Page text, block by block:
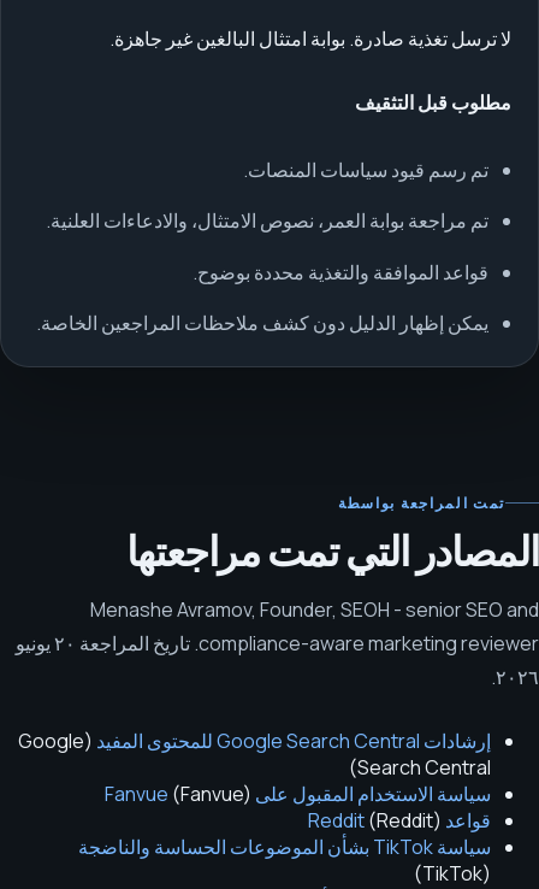
لا ترسل تغذية صادرة. بوابة امتثال البالغين غير جاهزة.
مطلوب قبل التثقيف
تم رسم قيود سياسات المنصات.
تم مراجعة بوابة العمر، نصوص الامتثال، والادعاءات العلنية.
قواعد الموافقة والتغذية محددة بوضوح.
يمكن إظهار الدليل دون كشف ملاحظات المراجعين الخاصة.
تمت المراجعة بواسطة
المصادر التي تمت مراجعتها
Menashe Avramov, Founder, SEOH - senior SEO and
compliance-aware marketing reviewer
.تاريخ المراجعة
٢٠ يونيو
٢٠٢٦.
إرشادات Google Search Central للمحتوى المفيد (
Google
Search Central
)
سياسة الاستخدام المقبول على Fanvue
(Fanvue)
قواعد Reddit
(Reddit)
سياسة TikTok بشأن الموضوعات الحساسة والناضجة
(
TikTok
)